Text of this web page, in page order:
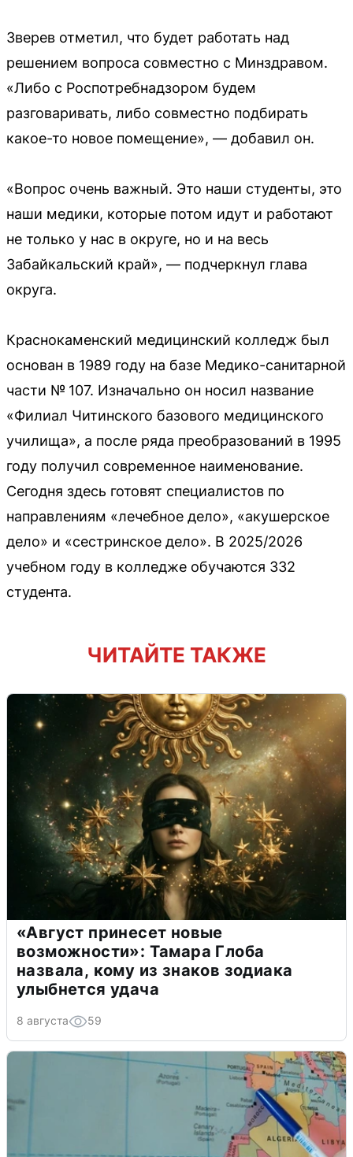
Зверев отметил, что будет работать над
решением вопроса совместно с Минздравом.
«Либо с Роспотребнадзором будем
разговаривать, либо совместно подбирать
какое-то новое помещение», — добавил он.
«Вопрос очень важный. Это наши студенты, это
наши медики, которые потом идут и работают
не только у нас в округе, но и на весь
Забайкальский край», — подчеркнул глава
округа.
Краснокаменский медицинский колледж был
основан в 1989 году на базе Медико-санитарной
части № 107. Изначально он носил название
«Филиал Читинского базового медицинского
училища», а после ряда преобразований в 1995
году получил современное наименование.
Сегодня здесь готовят специалистов по
направлениям «лечебное дело», «акушерское
дело» и «сестринское дело». В 2025/2026
учебном году в колледже обучаются 332
студента.
ЧИТАЙТЕ ТАКЖЕ
«Август принесет новые
возможности»: Тамара Глоба
назвала, кому из знаков зодиака
улыбнется удача
8 августа 59